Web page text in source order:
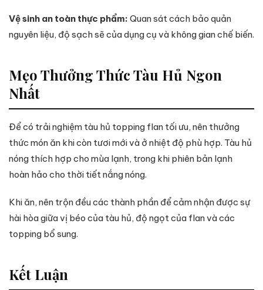
Vệ sinh an toàn thực phẩm: Quan sát cách bảo quản
nguyên liệu, độ sạch sẽ của dụng cụ và không gian chế biến.
Mẹo Thưởng Thức Tàu Hủ Ngon
Nhất
Để có trải nghiệm tàu hủ topping flan tối ưu, nên thưởng
thức món ăn khi còn tươi mới và ở nhiệt độ phù hợp. Tàu hủ
nóng thích hợp cho mùa lạnh, trong khi phiên bản lạnh
hoàn hảo cho thời tiết nắng nóng.
Khi ăn, nên trộn đều các thành phần để cảm nhận được sự
hài hòa giữa vị béo của tàu hủ, độ ngọt của flan và các
topping bổ sung.
Kết Luận